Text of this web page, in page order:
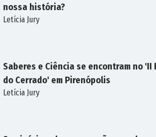
nossa história?
Letícia Jury
Saberes e Ciência se encontram no 'II
do Cerrado' em Pirenópolis
Letícia Jury